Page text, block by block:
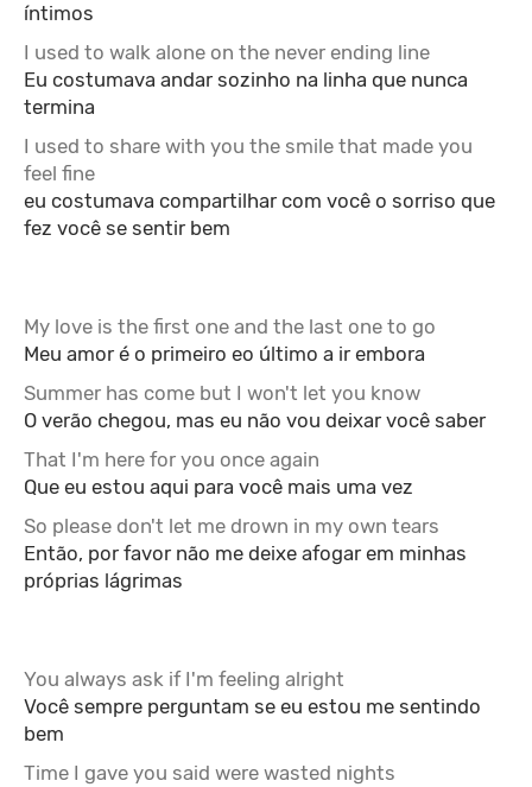
íntimos
Eu costumava andar sozinho na linha que nunca
termina
eu costumava compartilhar com você o sorriso que
fez você se sentir bem
Meu amor é o primeiro eo último a ir embora
O verão chegou, mas eu não vou deixar você saber
Que eu estou aqui para você mais uma vez
Então, por favor não me deixe afogar em minhas
próprias lágrimas
Você sempre perguntam se eu estou me sentindo
bem
I used to walk alone on the never ending line
I used to share with you the smile that made you
feel fine
My love is the first one and the last one to go
Summer has come but I won't let you know
That I'm here for you once again
So please don't let me drown in my own tears
You always ask if I'm feeling alright
Time I gave you said were wasted nights